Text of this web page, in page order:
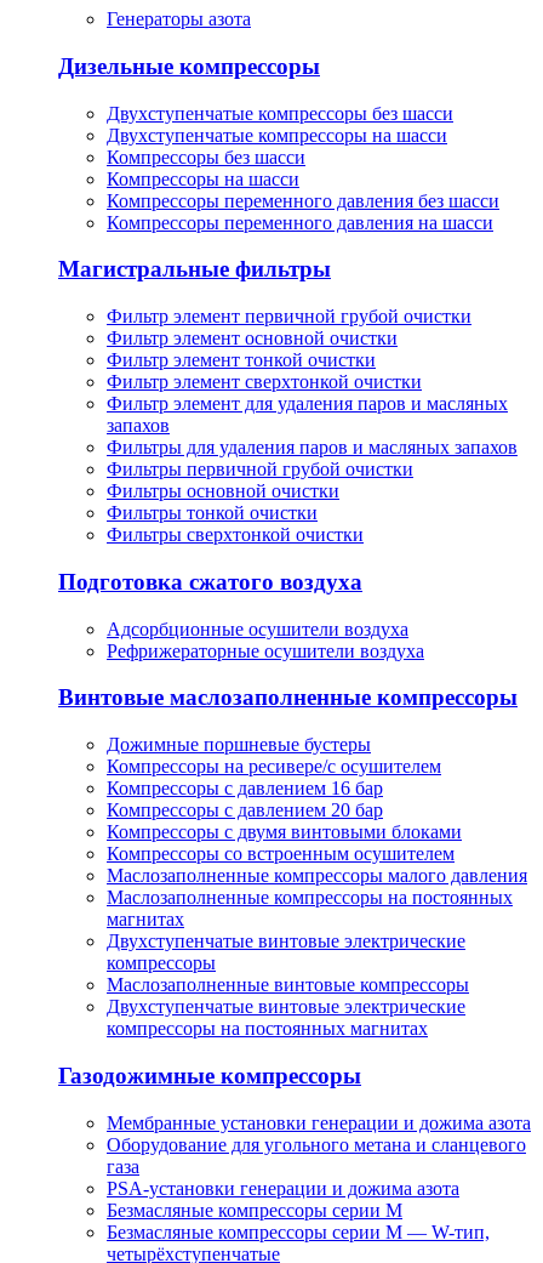
Генераторы азота
Дизельные компрессоры
Двухступенчатые компрессоры без шасси
Двухступенчатые компрессоры на шасси
Компрессоры без шасси
Компрессоры на шасси
Компрессоры переменного давления без шасси
Компрессоры переменного давления на шасси
Магистральные фильтры
Фильтр элемент первичной грубой очистки
Фильтр элемент основной очистки
Фильтр элемент тонкой очистки
Фильтр элемент сверхтонкой очистки
Фильтр элемент для удаления паров и масляных
запахов
Фильтры для удаления паров и масляных запахов
Фильтры первичной грубой очистки
Фильтры основной очистки
Фильтры тонкой очистки
Фильтры сверхтонкой очистки
Подготовка сжатого воздуха
Адсорбционные осушители воздуха
Рефрижераторные осушители воздуха
Винтовые маслозаполненные компрессоры
Дожимные поршневые бустеры
Компрессоры на ресивере/с осушителем
Компрессоры с давлением 16 бар
Компрессоры с давлением 20 бар
Компрессоры с двумя винтовыми блоками
Компрессоры со встроенным осушителем
Маслозаполненные компрессоры малого давления
Маслозаполненные компрессоры на постоянных
магнитах
Двухступенчатые винтовые электрические
компрессоры
Маслозаполненные винтовые компрессоры
Двухступенчатые винтовые электрические
компрессоры на постоянных магнитах
Газодожимные компрессоры
Мембранные установки генерации и дожима азота
Оборудование для угольного метана и сланцевого
газа
PSA-установки генерации и дожима азота
Безмасляные компрессоры серии M
Безмасляные компрессоры серии M — W-тип,
четырёхступенчатые